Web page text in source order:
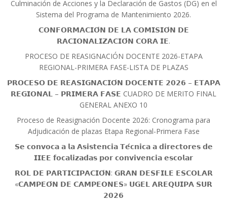
Culminación de Acciones y la Declaración de Gastos (DG) en el
Sistema del Programa de Mantenimiento 2026.
𝗖𝗢𝗡𝗙𝗢𝗥𝗠𝗔𝗖𝗜𝗢́𝗡 𝗗𝗘 𝗟𝗔 𝗖𝗢𝗠𝗜𝗦𝗜𝗢́𝗡 𝗗𝗘
𝗥𝗔𝗖𝗜𝗢𝗡𝗔𝗟𝗜𝗭𝗔𝗖𝗜𝗢́𝗡 𝗖𝗢𝗥𝗔 𝗜𝗘.
PROCESO DE REASIGNACIÓN DOCENTE 2026-ETAPA
REGIONAL-PRIMERA FASE-LISTA DE PLAZAS
𝗣𝗥𝗢𝗖𝗘𝗦𝗢 𝗗𝗘 𝗥𝗘𝗔𝗦𝗜𝗚𝗡𝗔𝗖𝗜𝗢́𝗡 𝗗𝗢𝗖𝗘𝗡𝗧𝗘 𝟮𝟬𝟮𝟲 – 𝗘𝗧𝗔𝗣𝗔
𝗥𝗘𝗚𝗜𝗢𝗡𝗔𝗟 – 𝗣𝗥𝗜𝗠𝗘𝗥𝗔 𝗙𝗔𝗦𝗘 CUADRO DE MERITO FINAL
GENERAL ANEXO 10
Proceso de Reasignación Docente 2026: Cronograma para
Adjudicación de plazas Etapa Regional-Primera Fase
𝗦𝗲 𝗰𝗼𝗻𝘃𝗼𝗰𝗮 𝗮 𝗹𝗮 𝗔𝘀𝗶𝘀𝘁𝗲𝗻𝗰𝗶𝗮 𝗧𝗲́𝗰𝗻𝗶𝗰𝗮 𝗮 𝗱𝗶𝗿𝗲𝗰𝘁𝗼𝗿𝗲𝘀 𝗱𝗲
𝗜𝗜𝗘𝗘 𝗳𝗼𝗰𝗮𝗹𝗶𝘇𝗮𝗱𝗮𝘀 𝗽𝗼𝗿 𝗰𝗼𝗻𝘃𝗶𝘃𝗲𝗻𝗰𝗶𝗮 𝗲𝘀𝗰𝗼𝗹𝗮𝗿
𝗥𝗢𝗟 𝗗𝗘 𝗣𝗔𝗥𝗧𝗜𝗖𝗜𝗣𝗔𝗖𝗜𝗢́𝗡: 𝗚𝗥𝗔𝗡 𝗗𝗘𝗦𝗙𝗜𝗟𝗘 𝗘𝗦𝗖𝗢𝗟𝗔𝗥
«𝗖𝗔𝗠𝗣𝗘𝗢́𝗡 𝗗𝗘 𝗖𝗔𝗠𝗣𝗘𝗢𝗡𝗘𝗦» 𝗨𝗚𝗘𝗟 𝗔𝗥𝗘𝗤𝗨𝗜𝗣𝗔 𝗦𝗨𝗥
𝟮𝟬𝟮𝟲